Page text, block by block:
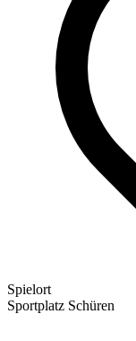
Spielort
Sportplatz Schüren